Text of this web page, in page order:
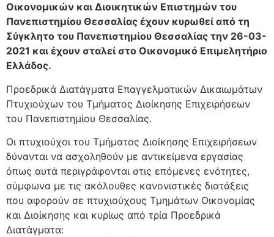
Οικονομικών και Διοικητικών Επιστημών του
Πανεπιστημίου Θεσσαλίας έχουν κυρωθεί από τη
Σύγκλητο του Πανεπιστημίου Θεσσαλίας την 26-03-
2021 και έχουν σταλεί στο Οικονομικό Επιμελητήριο
Ελλάδος.
Προεδρικά Διατάγματα Επαγγελματικών Δικαιωμάτων
Πτυχιούχων του Τμήματος Διοίκησης Επιχειρήσεων
του Πανεπιστημίου Θεσσαλίας.
Οι πτυχιούχοι του Τμήματος Διοίκησης Επιχειρήσεων
δύνανται να ασχοληθούν με αντικείμενα εργασίας
όπως αυτά περιγράφονται στις επόμενες ενότητες,
σύμφωνα με τις ακόλουθες κανονιστικές διατάξεις
που αφορούν σε πτυχιούχους Τμημάτων Οικονομίας
και Διοίκησης και κυρίως από τρία Προεδρικά
Διατάγματα: